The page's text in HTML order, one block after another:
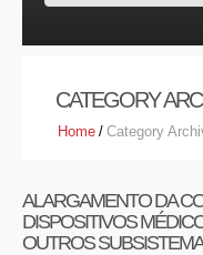
CATEGORY
Home / Category
ALARGAMENTO DA
DISPOSITIVOS
OUTROS